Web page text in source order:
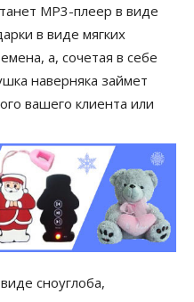
MP3-плеер в виде
в виде мягких
а, сочетая в себе
наверняка займет
вашего клиента или
сноуглоба,